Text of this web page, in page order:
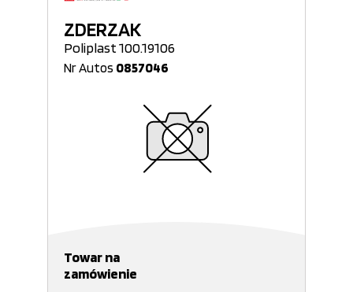
ZDERZAK
Poliplast 100.19106
Nr Autos 0857046
Towar na
zamówienie